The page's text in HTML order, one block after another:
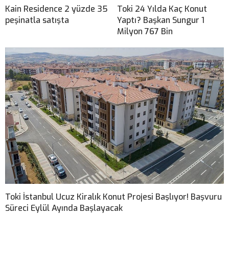
Kain Residence 2 yüzde 35
peşinatla satışta
Toki 24 Yılda Kaç Konut
Yaptı? Başkan Sungur 1
Milyon 767 Bin
Toki İstanbul Ucuz Kiralık Konut Projesi Başlıyor! Başvuru
Süreci Eylül Ayında Başlayacak